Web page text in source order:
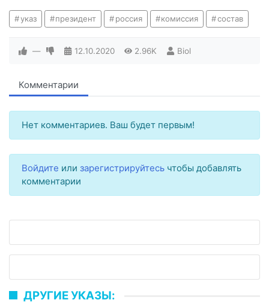
указ президент россия комиссия состав
— 12.10.2020 2.96K Biol
Комментарии
Нет комментариев. Ваш будет первым!
Войдите или зарегистрируйтесь чтобы добавлять
комментарии
ДРУГИЕ УКАЗЫ: